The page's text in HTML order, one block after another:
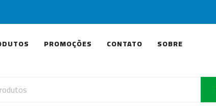
PROMOÇÕES CONTATO SOBRE